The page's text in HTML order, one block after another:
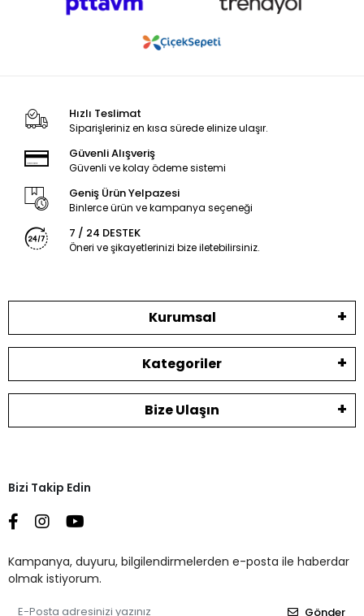
Hızlı Teslimat
Siparişleriniz en kısa sürede elinize ulaşır.
Güvenli Alışveriş
Güvenli ve kolay ödeme sistemi
Geniş Ürün Yelpazesi
Binlerce ürün ve kampanya seçeneği
7 / 24 DESTEK
Öneri ve şikayetlerinizi bize iletebilirsiniz.
Kurumsal
Kategoriler
Bize Ulaşın
Bizi Takip Edin
Kampanya, duyuru, bilgilendirmelerden e-posta ile haberdar
olmak istiyorum.
Gönder